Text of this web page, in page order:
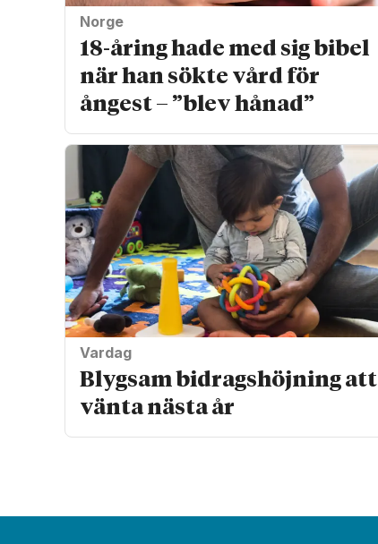
Norge
18-åring hade med sig bibel
när han sökte vård för
ångest – ”blev hånad”
Vardag
Blygsam bidrags­höjning att
vänta nästa år